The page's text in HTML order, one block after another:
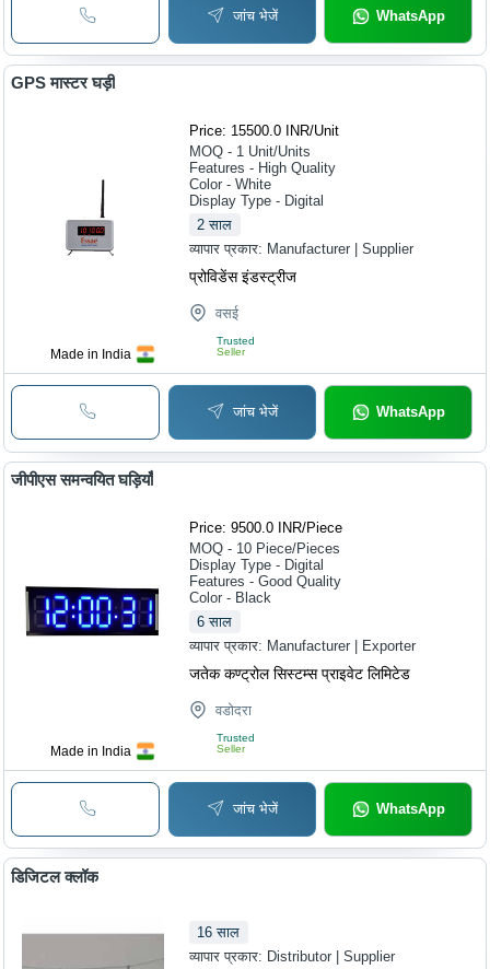
जांच भेजें WhatsApp
Made in India
GPS मास्टर घड़ी
Price: 15500.0 INR/Unit
MOQ - 1 Unit/Units
Features - High Quality
Color - White
Display Type - Digital
2 साल
व्यापार प्रकार: Manufacturer | Supplier
प्रोविडेंस इंडस्ट्रीज
वसई
Trusted
Seller
जांच भेजें WhatsApp
Made in India
जीपीएस समन्वयित घड़ियाँ
Price: 9500.0 INR/Piece
MOQ - 10 Piece/Pieces
Display Type - Digital
Features - Good Quality
Color - Black
6 साल
व्यापार प्रकार: Manufacturer | Exporter
जतेक कण्ट्रोल सिस्टम्स प्राइवेट लिमिटेड
वडोदरा
Trusted
Seller
जांच भेजें WhatsApp
डिजिटल क्लॉक
16 साल
व्यापार प्रकार: Distributor | Supplier